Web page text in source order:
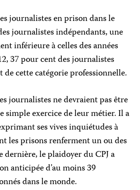
journalistes en prison dans le
journalistes indépendants, une
inférieure à celles des années
37 pour cent des journalistes
cette catégorie professionnelle.
journalistes ne devraient pas être
simple exercice de leur métier. Il a
ses vives inquiétudes à
les prisons renferment un ou des
dernière, le plaidoyer du CPJ a
anticipée d’au moins 39
dans le monde.